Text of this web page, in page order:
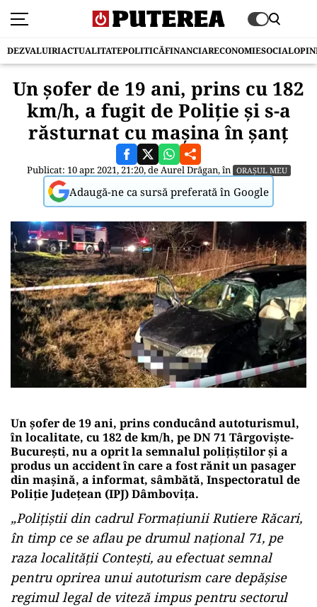
DEZVALUIRIACTUALITATEPOLITICĂFINANCIARECONOMIESOCIAL
Un șofer de 19 ani, prins cu 182
km/h, a fugit de Poliție și s-a
răsturnat cu mașina în șanț
Publicat: 10 apr. 2021, 21:20, deAurel Drăgan, în ORAȘUL MEU
Adaugă-ne ca sursă preferată în Google
Un şofer de 19 ani, prins conducând autoturismul,
în localitate, cu 182 de km/h, pe DN 71 Târgovişte-
Bucureşti, nu a oprit la semnalul poliţiştilor şi a
produs un accident în care a fost rănit un pasager
din maşină, a informat, sâmbătă, Inspectoratul de
Poliţie Judeţean (IPJ) Dâmboviţa.
„Poliţiştii din cadrul Formaţiunii Rutiere Răcari,
în timp ce se aflau pe drumul naţional 71, pe
raza localităţii Conteşti, au efectuat semnal
pentru oprirea unui autoturism care depăşise
regimul legal de viteză impus pentru sectorul